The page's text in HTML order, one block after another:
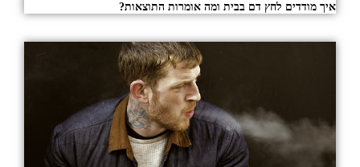
איך מודדים לחץ דם בבית ומה אומרות התוצאות?